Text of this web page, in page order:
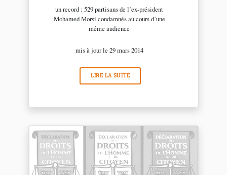
un record : 529 partisans de l’ex-président
Mohamed Morsi condamnés au cours d’une
même audience
mis à jour le 29 mars 2014
LIRE LA SUITE